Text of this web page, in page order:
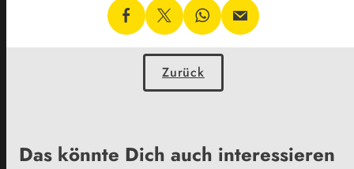
Zurück
Das könnte Dich auch interessieren